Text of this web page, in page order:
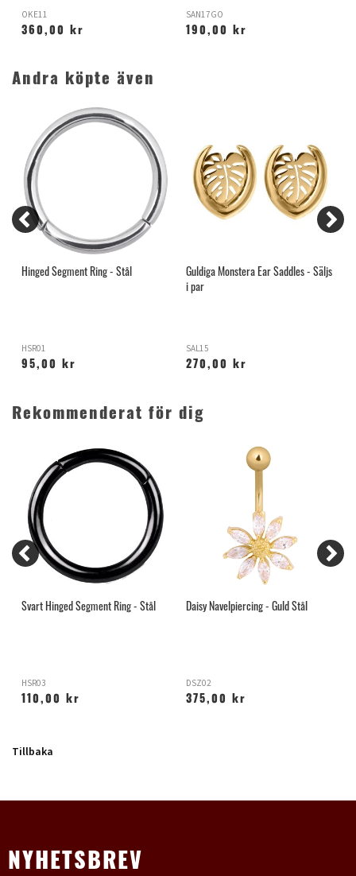
OKE11
360,00 kr
SAN17GO
190,00 kr
Andra köpte även
Hinged Segment Ring - Stål
HSR01
95,00 kr
Guldiga Monstera Ear Saddles - Säljs
i par
SAL15
270,00 kr
Rekommenderat för dig
Svart Hinged Segment Ring - Stål
HSR03
110,00 kr
Daisy Navelpiercing - Guld Stål
DSZ02
375,00 kr
Tillbaka
NYHETSBREV